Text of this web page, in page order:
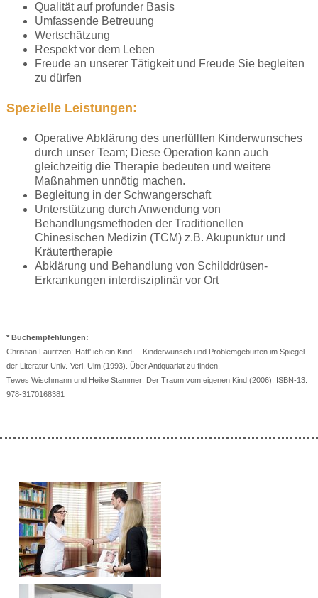
Qualität auf profunder Basis
Umfassende Betreuung
Wertschätzung
Respekt vor dem Leben
Freude an unserer Tätigkeit und Freude Sie begleiten
zu dürfen
Spezielle Leistungen:
Operative Abklärung des unerfüllten Kinderwunsches
durch unser Team; Diese Operation kann auch
gleichzeitig die Therapie bedeuten und weitere
Maßnahmen unnötig machen.
Begleitung in der Schwangerschaft
Unterstützung durch Anwendung von
Behandlungsmethoden der Traditionellen
Chinesischen Medizin (TCM) z.B. Akupunktur und
Kräutertherapie
Abklärung und Behandlung von Schilddrüsen-
Erkrankungen interdisziplinär vor Ort
* Buchempfehlungen:
Christian Lauritzen: Hätt' ich ein Kind.... Kinderwunsch und Problemgeburten im Spiegel
der Literatur Univ.-Verl. Ulm (1993). Über Antiquariat zu finden.
Tewes Wischmann und Heike Stammer: Der Traum vom eigenen Kind (2006). ISBN-13:
978-3170168381